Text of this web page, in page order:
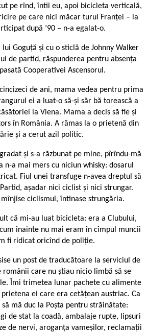
pe rînd, întîi eu, apoi bicicleta verticală,
pe care nici măcar turul Franței – la
după ’90 – n-a egalat-o.
Goguță și cu o sticlă de Johnny Walker
de partid, răspunderea pentru absența
Cooperativei Ascensorul.
de ani, mama vedea pentru prima
ei a luat-o să-și săr bă torească a
la Viena. Mama a decis să fie și
în România. A rămas la o prietenă din
și a cerut azil politic.
și s-a răzbunat pe mine, pîrîndu-mă
n-a mai mers cu niciun whisky: dosarul
Fiul unei transfuge n-avea dreptul să
așadar nici ciclist și nici strungar.
mînjise ciclismul, întinase strungăria.
că mi-au luat bicicleta: era a Clubului,
înainte nu mai eram în cîmpul muncii
fi ridicat oricînd de poliție.
un post de traducătoare la serviciul de
care nu știau nicio limbă să se
Îmi trimetea lunar pachete cu alimente
ei care era cetățean austriac. Ca
mă duc la Poșta pentru străinătate:
de stat la coadă, ambalaje rupte, lipsuri
de nervi, aroganța vameșilor, reclamații